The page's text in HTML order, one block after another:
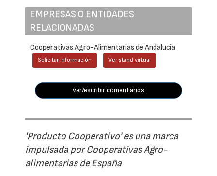
EMPRESAS O ENTIDADES
RELACIONADAS
Cooperativas Agro-Alimentarias de Andalucía
Solicitar información Ver stand virtual
ver/escribir comentarios
'Producto Cooperativo' es una marca
impulsada por Cooperativas Agro-
alimentarias de España